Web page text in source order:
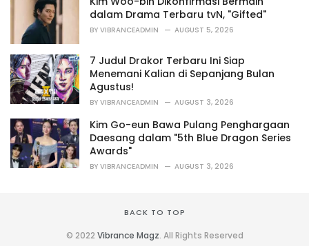
dalam Drama Terbaru tvN, "Gifted"
BY VIBRANCEADMIN AUGUST 5, 2026
7 Judul Drakor Terbaru Ini Siap
Menemani Kalian di Sepanjang Bulan
Agustus!
BY VIBRANCEADMIN AUGUST 3, 2026
Kim Go-eun Bawa Pulang Penghargaan
Daesang dalam "5th Blue Dragon Series
Awards"
BY VIBRANCEADMIN AUGUST 3, 2026
BACK TO TOP
© 2022 Vibrance Magz. All Rights Reserved